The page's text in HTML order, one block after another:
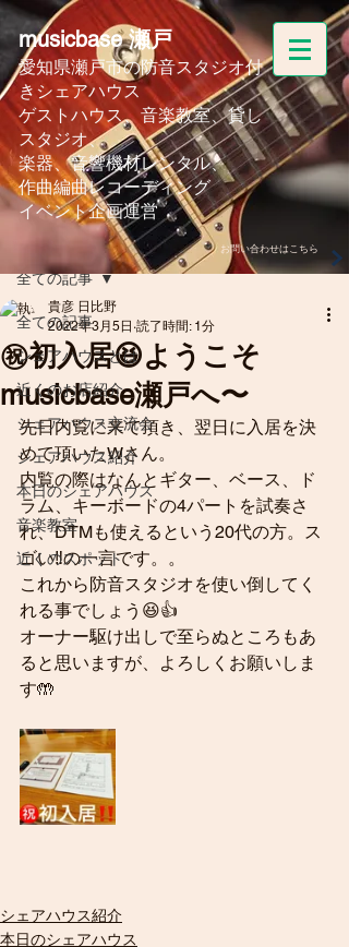
musicbase 瀬戸
愛知県瀬戸市の防音スタジオ付
きシェアハウス
ゲストハウス、音楽教室、貸し
スタジオ、
楽器、音響機材レンタル、
作曲編曲レコーディング
イベント企画運営
お問い合わせはこちら
全ての記事
シェアハウスとは
近くのお店紹介
シェアハウス交流会
シェアハウス紹介
本日のシェアハウス
音楽教室
近くのスポット
全ての記事
㊗️初入居😆ようこそ
musicbase瀬戸へ〜
貴彦 日比野
2022年3月5日 読了時間: 1分
先日内覧に来て頂き、翌日に入居を決
めて頂いたWさん。
内覧の際はなんとギター、ベース、ド
ラム、キーボードの4パートを試奏さ
れ、DTMも使えるという20代の方。ス
ゴい‼️の一言です。。
これから防音スタジオを使い倒してく
れる事でしょう😆👍
オーナー駆け出しで至らぬところもあ
ると思いますが、よろしくお願いしま
す🤲
シェアハウス紹介
本日のシェアハウス